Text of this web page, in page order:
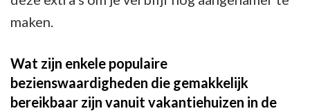
maken.
Wat zijn enkele populaire
bezienswaardigheden die gemakkelijk
bereikbaar zijn vanuit vakantiehuizen in de